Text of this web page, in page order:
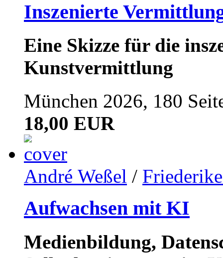
Inszenierte
Eine Skizze für die
Kunstvermittlung
München 2026, 180
18,00 EUR
André Weßel /
Aufwachsen mit KI
Medienbildung,